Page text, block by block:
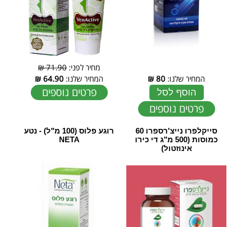
המחיר שלנו: 80
₪
הוסף לסל
פרטים נוספים
מחיר לפני: 71.90 ₪
המחיר שלנו: 64.90
₪
פרטים נוספים
סייקלפרו נייצ'רספרו 60
כמוסות (500 מ"ג די כירו
אינוזטול)
רוגע פלוס (100 מ"ל) - נטע
NETA